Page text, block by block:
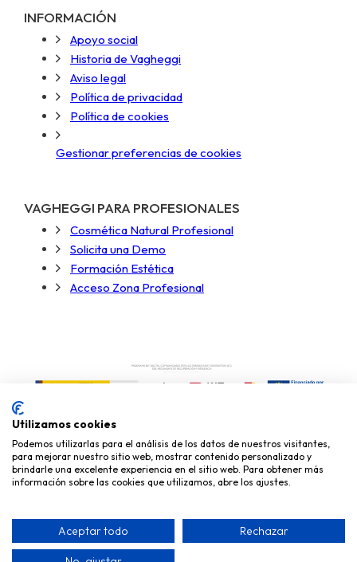
INFORMACIÓN
Apoyo social
Historia de Vagheggi
Aviso legal
Política de privacidad
Política de cookies
Gestionar preferencias de cookies
VAGHEGGI PARA PROFESIONALES
Cosmética Natural Profesional
Solicita una Demo
Formación Estética
Acceso Zona Profesional
Vagheggi España | Cosmética Natural Profesional | C. Torrelodones,
Utilizamos cookies
Podemos utilizarlas para el análisis de los datos de nuestros visitantes,
para mejorar nuestro sitio web, mostrar contenido personalizado y
brindarle una excelente experiencia en el sitio web. Para obtener más
información sobre las cookies que utilizamos, abre los ajustes.
Aceptar todo Rechazar